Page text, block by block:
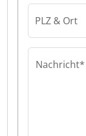
PLZ & Ort
Nachricht*